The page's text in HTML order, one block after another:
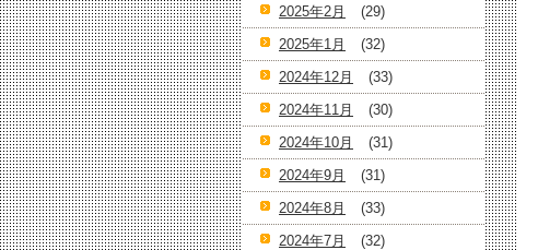
2025年2月
(29)
2025年1月
(32)
2024年12月
(33)
2024年11月
(30)
2024年10月
(31)
2024年9月
(31)
2024年8月
(33)
2024年7月
(32)